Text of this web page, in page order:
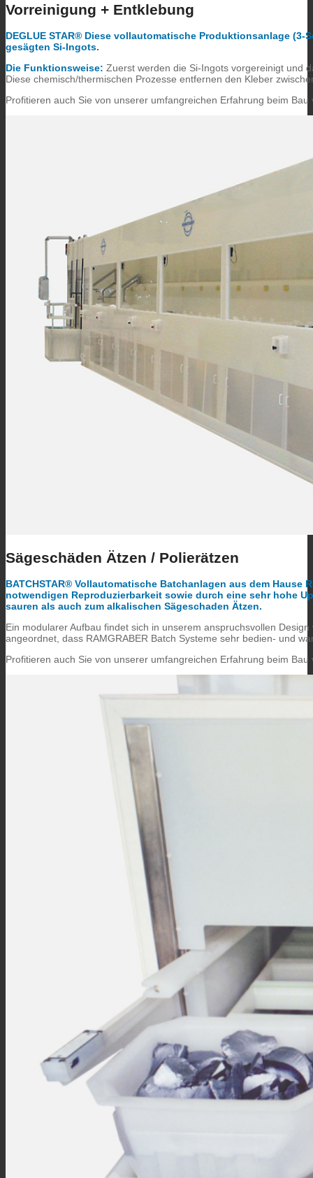
Vorreinigung + Entklebung
DEGLUE STAR® Diese vollautomatische Produktionsanlage
gesägten Si-Ingots.
Die Funktionsweise: Zuerst werden die Si-Ingots vorgereinigt und
Diese chemisch/thermischen Prozesse entfernen den Kleber
Profitieren auch Sie von unserer umfangreichen Erfahrung beim
Sägeschäden Ätzen / Polierätzen
BATCHSTAR® Vollautomatische Batchanlagen aus dem Hause
notwendigen Reproduzierbarkeit sowie durch eine sehr hohe
sauren als auch zum alkalischen Sägeschaden Ätzen.
Ein modularer Aufbau findet sich in unserem anspruchsvollen
angeordnet, dass RAMGRABER Batch Systeme sehr bedien- und
Profitieren auch Sie von unserer umfangreichen Erfahrung beim